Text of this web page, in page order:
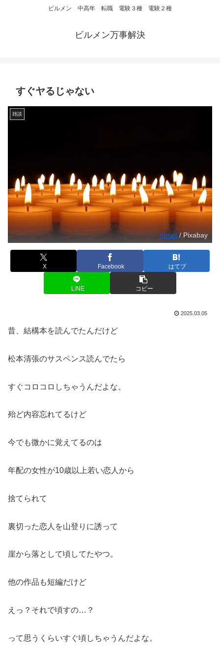
ビルメン 中高年 転職 電験３種 電験２種
ビルメン万事解決
すぐヤるじゃない
雑談
geralt / Pixabay
X Facebook はてブ
LINE コピー
2025.03.05
昔、結構本を読んでたんだけど
松本清張のサスペンス読んでたら
すぐコロコロしちゃうんだよな。
殆ど内容忘れてるけど
今でも微かに覚えてるのは
年配の女性が10歳以上若い恋人から
捨てられて
裏切った恋人を山登りに誘って
崖から落として頃してたやつ。
他の作品も短編だけど
えっ？それで頃すの…？
って思うくらいすぐ頃しちゃうんだよな。